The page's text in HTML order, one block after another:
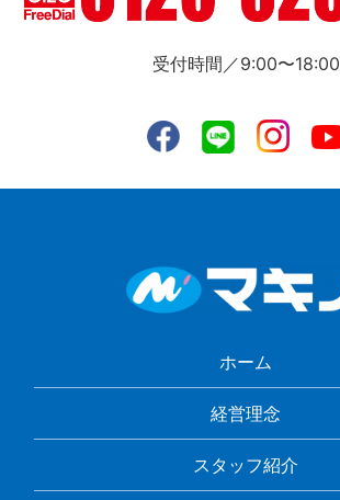
受付時間／9:00〜18:00
ホーム
経営理念
スタッフ紹介